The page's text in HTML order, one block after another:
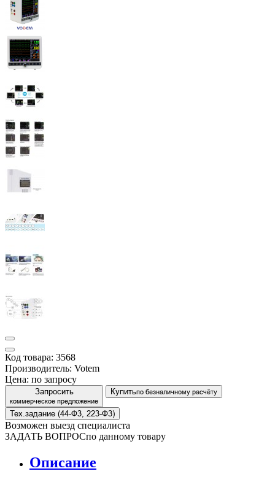
Код товара: 3568
Производитель: Votem
Цена: по запросу
Запросить
коммерческое предложение
Купитьпо безналичному расчёту
Тех.задание (44-Ф3, 223-Ф3)
Возможен выезд специалиста
ЗАДАТЬ ВОПРОСпо данному товару
Описание